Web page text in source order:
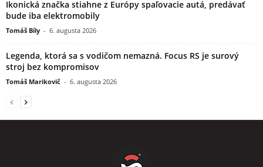
Ikonická značka stiahne z Európy spaľovacie autá, predávať
bude iba elektromobily
Tomáš Bíly - 6. augusta 2026
Legenda, ktorá sa s vodičom nemazná. Focus RS je surový
stroj bez kompromisov
Tomáš Marikovič - 6. augusta 2026